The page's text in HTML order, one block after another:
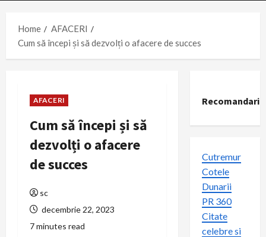
Home
AFACERI
Cum să începi și să dezvolți o afacere de succes
AFACERI
Cum să începi și să
dezvolți o afacere
de succes
sc
decembrie 22, 2023
7 minutes read
Recomandari
Cutremur
Cotele
Dunarii
PR 360
Citate
celebre si